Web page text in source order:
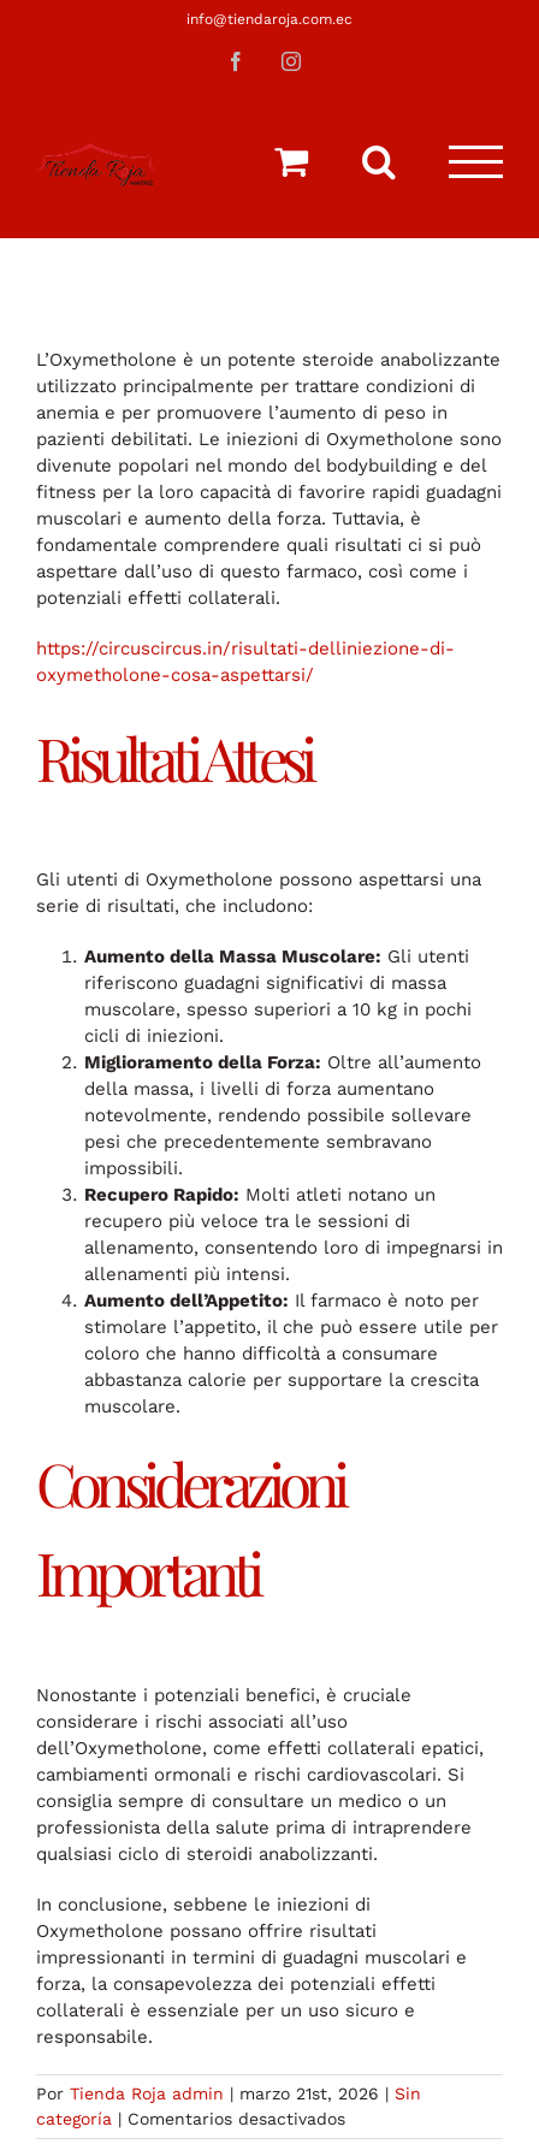
info@tiendaroja.com.ec
FacebookInstagram
L’Oxymetholone è un potente steroide anabolizzante
utilizzato principalmente per trattare condizioni di
anemia e per promuovere l’aumento di peso in
pazienti debilitati. Le iniezioni di Oxymetholone sono
divenute popolari nel mondo del bodybuilding e del
fitness per la loro capacità di favorire rapidi guadagni
muscolari e aumento della forza. Tuttavia, è
fondamentale comprendere quali risultati ci si può
aspettare dall’uso di questo farmaco, così come i
potenziali effetti collaterali.
https://circuscircus.in/risultati-delliniezione-di-
oxymetholone-cosa-aspettarsi/
Risultati Attesi
Gli utenti di Oxymetholone possono aspettarsi una
serie di risultati, che includono:
Aumento della Massa Muscolare: Gli utenti
riferiscono guadagni significativi di massa
muscolare, spesso superiori a 10 kg in pochi
cicli di iniezioni.
Miglioramento della Forza: Oltre all’aumento
della massa, i livelli di forza aumentano
notevolmente, rendendo possibile sollevare
pesi che precedentemente sembravano
impossibili.
Recupero Rapido: Molti atleti notano un
recupero più veloce tra le sessioni di
allenamento, consentendo loro di impegnarsi in
allenamenti più intensi.
Aumento dell’Appetito: Il farmaco è noto per
stimolare l’appetito, il che può essere utile per
coloro che hanno difficoltà a consumare
abbastanza calorie per supportare la crescita
muscolare.
Considerazioni
Importanti
Nonostante i potenziali benefici, è cruciale
considerare i rischi associati all’uso
dell’Oxymetholone, come effetti collaterali epatici,
cambiamenti ormonali e rischi cardiovascolari. Si
consiglia sempre di consultare un medico o un
professionista della salute prima di intraprendere
qualsiasi ciclo di steroidi anabolizzanti.
In conclusione, sebbene le iniezioni di
Oxymetholone possano offrire risultati
impressionanti in termini di guadagni muscolari e
forza, la consapevolezza dei potenziali effetti
collaterali è essenziale per un uso sicuro e
responsabile.
Por Tienda Roja admin | marzo 21st, 2026 | Sin
categoría | Comentarios desactivadosen
Risultati